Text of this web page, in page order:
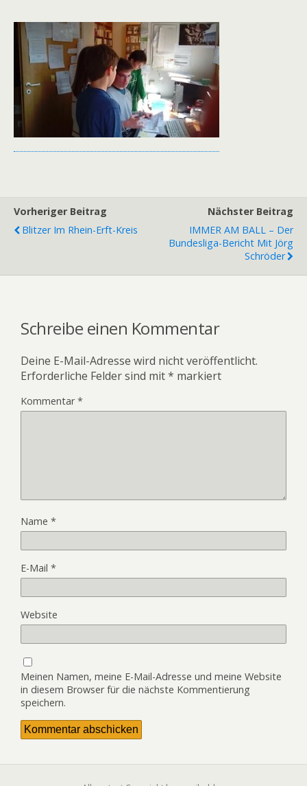
Vorheriger Beitrag
Blitzer Im Rhein-Erft-Kreis
Nächster Beitrag
IMMER AM BALL – Der
Bundesliga-Bericht Mit Jörg
Schröder
Schreibe einen Kommentar
Deine E-Mail-Adresse wird nicht veröffentlicht.
Erforderliche Felder sind mit* markiert
Kommentar*
Name *
E-Mail *
Website
Meinen Namen, meine E-Mail-Adresse und meine Website
in diesem Browser für die nächste Kommentierung
speichern.